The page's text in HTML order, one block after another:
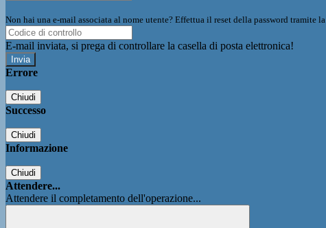
Non hai una e-mail associata al nome utente? Effettua il reset della password tramite la
E-mail inviata, si prega di controllare la casella di posta elettronica!
Errore
Chiudi
Successo
Chiudi
Informazione
Chiudi
Attendere...
Attendere il completamento dell'operazione...